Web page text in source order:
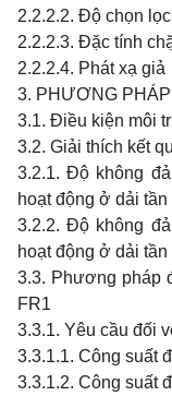
2.2.2.2. Độ chọn
2.2.2.3. Đặc tính
2.2.2.4. Phát xạ giả
3. PHƯƠNG
3.1. Điều kiện môi
3.2. Giải thích kết
3.2.1. Độ không
hoạt động ở dải tần
3.2.2. Độ không
hoạt động ở dải tần
3.3. Phương pháp
FR1
3.3.1. Yêu cầu đối
3.3.1.1. Công suất
3.3.1.2. Công suất